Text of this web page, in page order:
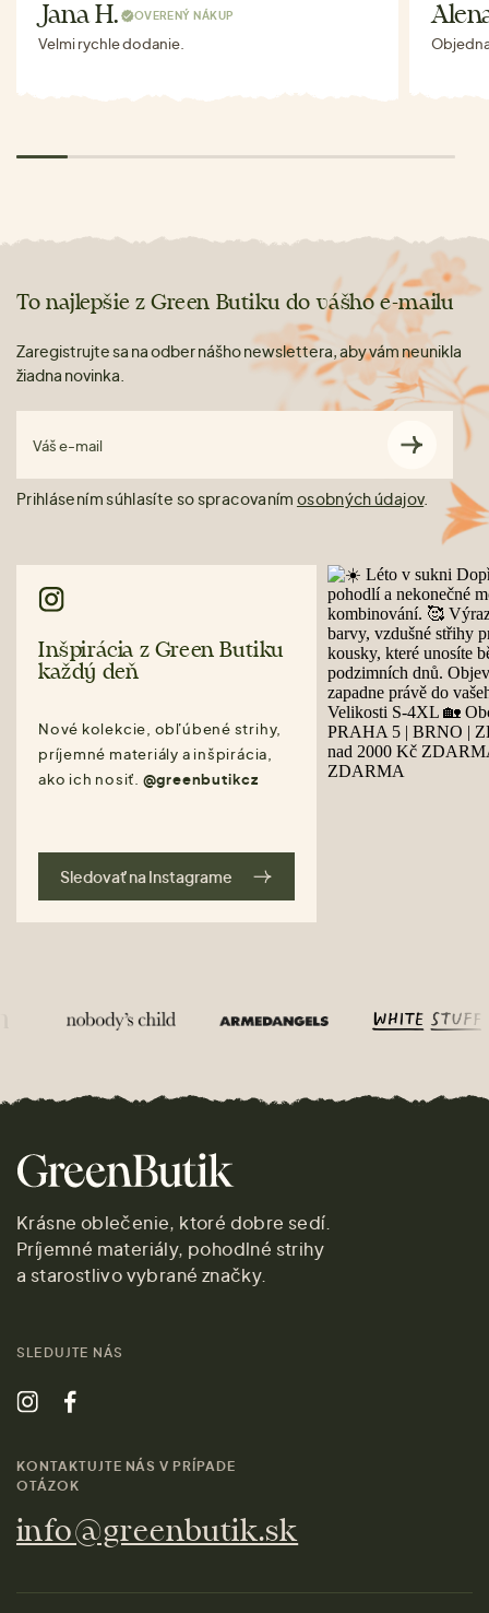
Jana H. OVERENÝ NÁKUP
Velmi rychle dodanie.
To najlepšie z Green Butiku do vášho e-mailu
Zaregistrujte sa na odber nášho newslettera, aby vám neunikla
žiadna novinka.
Váš e-mail
Prihlásením súhlasíte so spracovaním osobných údajov.
Inšpirácia z Green Butiku
každý deň
Nové kolekcie, obľúbené strihy,
príjemné materiály a inšpirácia,
ako ich nosiť. @greenbutikcz
Sledovať na Instagrame
Krásne oblečenie, ktoré dobre sedí.
Príjemné materiály, pohodlné strihy
a starostlivo vybrané značky.
SLEDUJTE NÁS
KONTAKTUJTE NÁS V PRÍPADE
OTÁZOK
info@greenbutik.sk